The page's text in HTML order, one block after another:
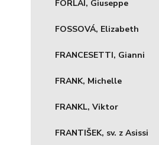
FORLAI, Giuseppe
FOSSOVÁ, Elizabeth
FRANCESETTI, Gianni
FRANK, Michelle
FRANKL, Viktor
FRANTIŠEK, sv. z Asissi